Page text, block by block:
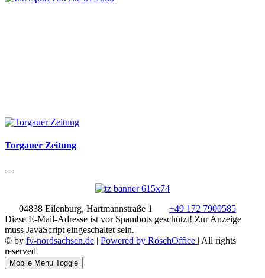
Torgauer Zeitung
04838 Eilenburg, Hartmannstraße 1
+49 172 7900585
Diese E-Mail-Adresse ist vor Spambots geschützt! Zur Anzeige
muss JavaScript eingeschaltet sein.
© by fv-nordsachsen.de | Powered by RöschOffice | All rights
reserved
Mobile Menu Toggle